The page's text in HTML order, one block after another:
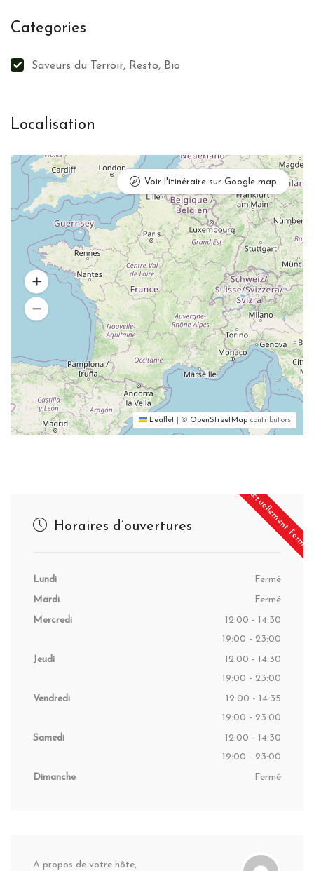
Categories
Saveurs du Terroir, Resto, Bio
Localisation
Leaflet © OpenStreetMap contributors
Voir l'itinéraire sur Google map
Actuellement fermé
Horaires d’ouvertures
Lundi
Fermé
Mardi
Fermé
Mercredi
12:00 - 14:30
19:00 - 23:00
Jeudi
12:00 - 14:30
19:00 - 23:00
Vendredi
12:00 - 14:35
19:00 - 23:00
Samedi
12:00 - 14:30
19:00 - 23:00
Dimanche
Fermé
A propos de votre hôte,